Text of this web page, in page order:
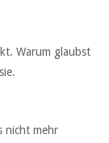
Warum glaubst
nicht mehr